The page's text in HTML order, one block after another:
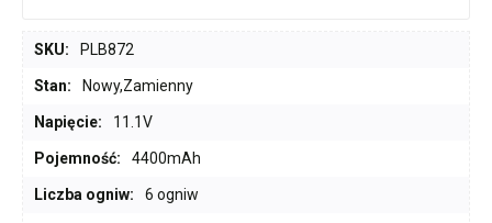
SKU: PLB872
Stan: Nowy,Zamienny
Napięcie: 11.1V
Pojemność: 4400mAh
Liczba ogniw: 6 ogniw